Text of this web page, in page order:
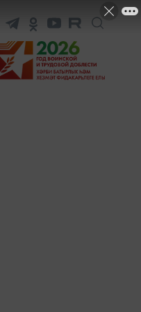
Поколение будущего